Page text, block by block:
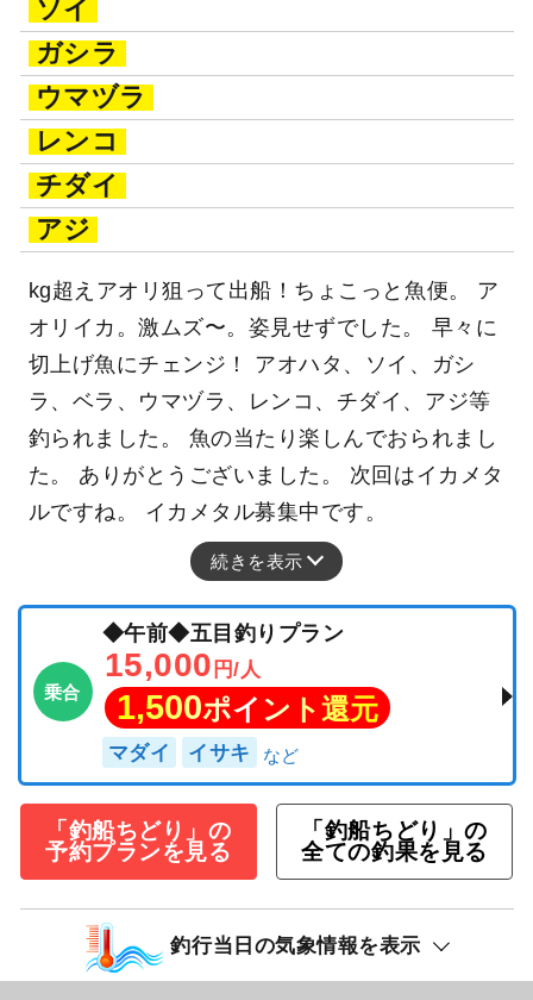
ソイ
ガシラ
ウマヅラ
レンコ
チダイ
アジ
kg超えアオリ狙って出船！ちょこっと魚便。 ア
オリイカ。激ムズ〜。姿見せずでした。 早々に
切上げ魚にチェンジ！ アオハタ、ソイ、ガシ
ラ、ベラ、ウマヅラ、レンコ、チダイ、アジ等
釣られました。 魚の当たり楽しんでおられまし
た。 ありがとうございました。 次回はイカメタ
ルですね。 イカメタル募集中です。
続きを表示
乗合
◆午前◆五目釣りプラン
15,000 円/人
1,500ポイント還元
マダイ イサキ
「釣船ちどり」の
予約プランを見る
「釣船ちどり」の
全ての釣果を見る
釣行当日の気象情報を表示